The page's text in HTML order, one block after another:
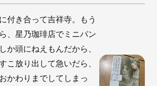
付き合って吉祥寺。もう
、星乃珈琲店でミニパン
か頭にねえもんだから、
こ放り出して急いだら、
かわりまでしてしまっ